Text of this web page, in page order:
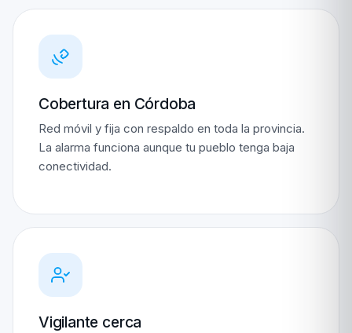
Cobertura en Córdoba
Red móvil y fija con respaldo en toda la provincia.
La alarma funciona aunque tu pueblo tenga baja
conectividad.
Vigilante cerca